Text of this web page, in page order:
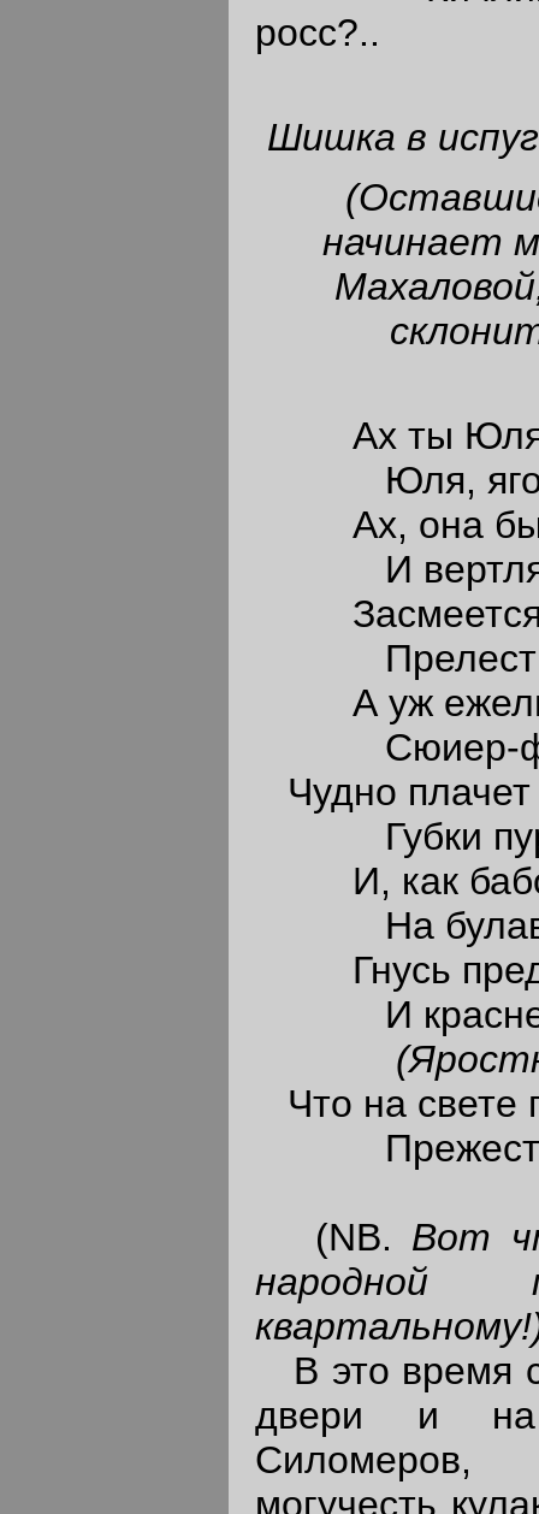
росс?..
Шишка в
начинает
Ах ты
Юля,
Ах, она
И
Засмеется -
Прелесть
А уж ежели
Сюиер-
Чудно
Губки
И, как
На
Гнусь пред
И краснею,
Что на свете
(NB. Вот
народной
В это время
двери и на
могучесть